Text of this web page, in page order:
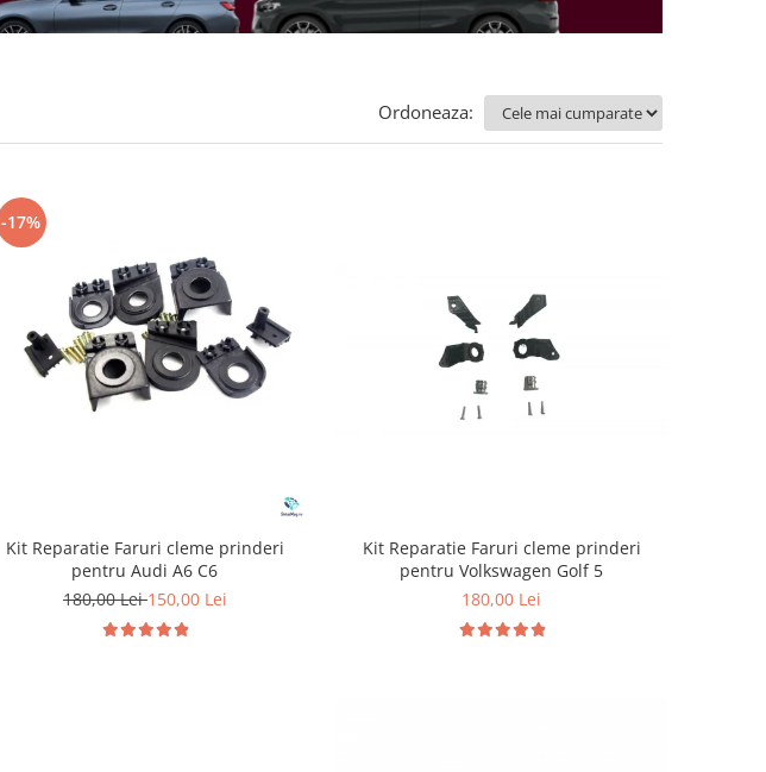
Ordoneaza:
-17%
Kit Reparatie Faruri cleme prinderi
pentru Audi A6 C6
180,00 Lei150,00 Lei
Kit Reparatie Faruri cleme prinderi
pentru Volkswagen Golf 5
180,00 Lei